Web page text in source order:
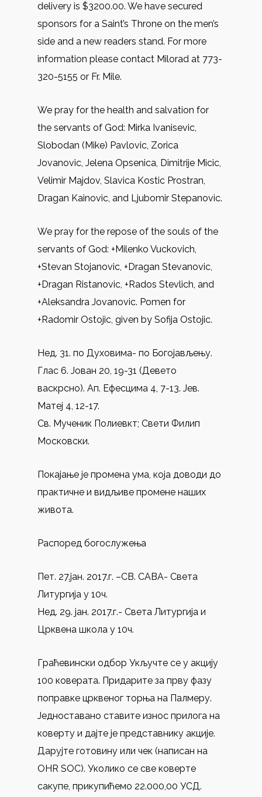
delivery is $3200.00. We have secured
sponsors for a Saint’s Throne on the men’s
side and a new readers stand. For more
information please contact Milorad at 773-
320-5155 or Fr. Mile.
We pray for the health and salvation for
the servants of God: Mirkа Ivanisevic,
Slobodan (Mike) Pavlovic, Zorica
Jovanovic, Jelena Opsenica, Dimitrije Micic,
Velimir Majdov, Slavica Kostic Prostran,
Dragan Kainovic, and Ljubomir Stepanovic.
We pray for the repose of the souls of the
servants of God: +Milenko Vuckovich,
+Stevan Stojanovic, +Dragan Stevanovic,
+Dragan Ristanovic, +Rados Stevlich, and
+Aleksandra Jovanovic. Pomen for
+Radomir Ostojic, given by Sofija Ostojic.
Нед. 31. по Духовима- по Богојављењу.
Глас 6. Јован 20, 19-31 (Девето
васкрсно). Ап. Ефесцима 4, 7-13. Јев.
Матеј 4, 12-17.
Св. Мученик Полиевкт; Свети Филип
Московски.
Покајање је промена ума, која доводи до
практичне и видљиве промене наших
живота.
Распоред богослужења
Пет. 27.јан. 2017.г. –СВ. САВА- Света
Литургија у 10ч.
Нед. 29. јан. 2017.г.- Света Литургија и
Црквена школа у 10ч.
Граћевински одбор Укључте се у акцију
100 коверата. Придарите за прву фазу
поправке црквеног торња на Палмеру.
Једноставано ставите износ прилога на
коверту и дајте је представнику акције.
Дарујте готовину или чек (написан на
OHR SOC). Уколико се све коверте
сакупе, прикупићемо 22.000,00 УСД.